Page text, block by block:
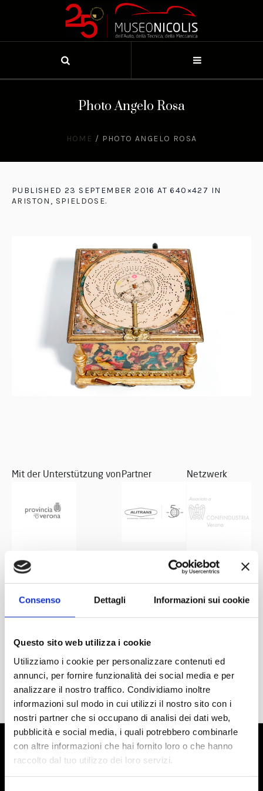
Consenso Dettagli Informazioni sui cookie
Questo sito web utilizza i cookie
Utilizziamo i cookie per personalizzare contenuti ed
annunci, per fornire funzionalità dei social media e per
analizzare il nostro traffico. Condividiamo inoltre
informazioni sul modo in cui utilizzi il nostro sito con i
nostri partner che si occupano di analisi dei dati web,
pubblicità e social media, i quali potrebbero combinarle
con altre informazioni che hai fornito loro o che hanno
raccolto dal tuo utilizzo dei loro servizi.
Photo Angelo Rosa
HOME / PHOTO ANGELO ROSA
PUBLISHED 23 SEPTEMBER 2016 AT 640×427 IN
ARISTON, SPIELDOSE.
Mit der Unterstützung vonPartner Netzwerk